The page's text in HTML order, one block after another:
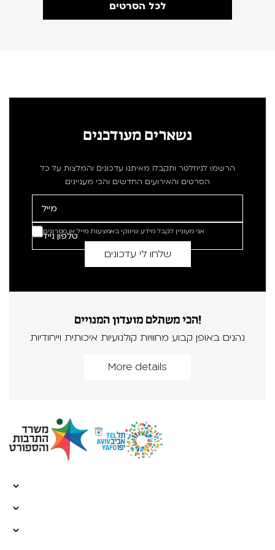
לכל הסרטים
נשארים מעודכנים
הרשמו לניוזלטר ותקבלו מאיתנו עדכונים והמלצות על כל
הסרטים והאירועים החדשים והכי מעניינים
אני מעוניין לקבל מידע שיווקי באמצעות מייל או מסרונים
הכי משתלם מועדון המנויים!
נהנים באופן קבוע מחוויות קולנועיות איכותית וייחודיות
More details